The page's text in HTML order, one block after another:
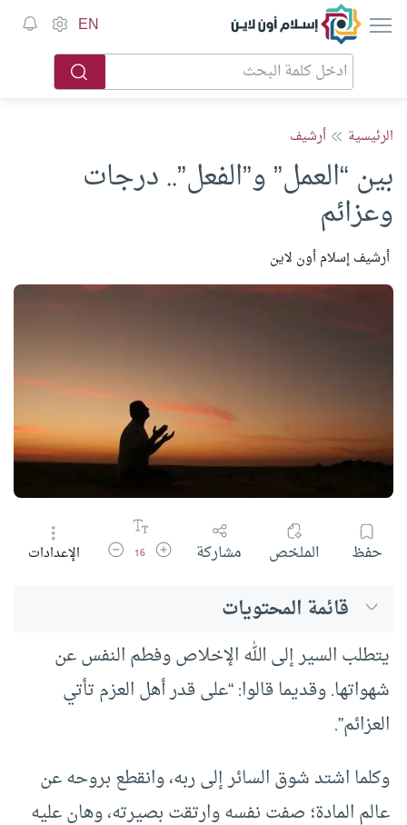
إسلام أون لاين EN
الرئيسية أرشيف
بين “العمل” و”الفعل”.. درجات
وعزائم
أرشيف إسلام أون لاين
حفظ الملخص مشاركة زيادة حجم الخط
16 تقليل حجم الخط
الإعدادات
قائمة المحتويات
يتطلب السير إلى الله الإخلاص وفطم النفس عن
شهواتها. وقديما قالوا: “على قدر أهل العزم تأتي
العزائم”.
وكلما اشتد شوق السائر إلى ربه، وانقطع بروحه عن
عالم المادة؛ صفت نفسه وارتقت بصيرته، وهان عليه